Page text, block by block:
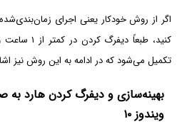
اگر از روش خودکار یعنی اجرای
کنید، طبعاً
تکمیل می‌شود که در ادامه به این روش نیز
بهینه‌سازی و دیفرگ کردن هارد به
ویندوز ۱۰